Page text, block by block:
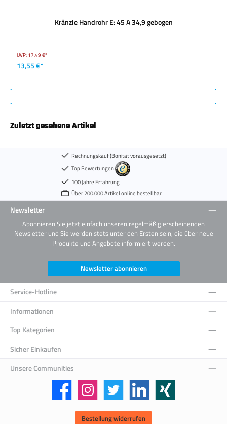
Kränzle Handrohr E: 45 A 34,9 gebogen
UVP:17,49 €*
13,55 €*
Zuletzt gesehene Artikel
Rechnungskauf (Bonität vorausgesetzt)
Top Bewertungen
100 Jahre Erfahrung
Über 200.000 Artikel online bestellbar
Newsletter
Abonnieren Sie jetzt einfach unseren regelmäßig erscheinenden
Newsletter und Sie werden stets unter den Ersten sein, die über neue
Produkte und Angebote informiert werden.
Newsletter abonnieren
Service-Hotline
Informationen
Top Kategorien
Sicher Einkaufen
Unsere Communities
Facebook Instagram Twitter LinkedIn Xing
Bestellung widerrufen